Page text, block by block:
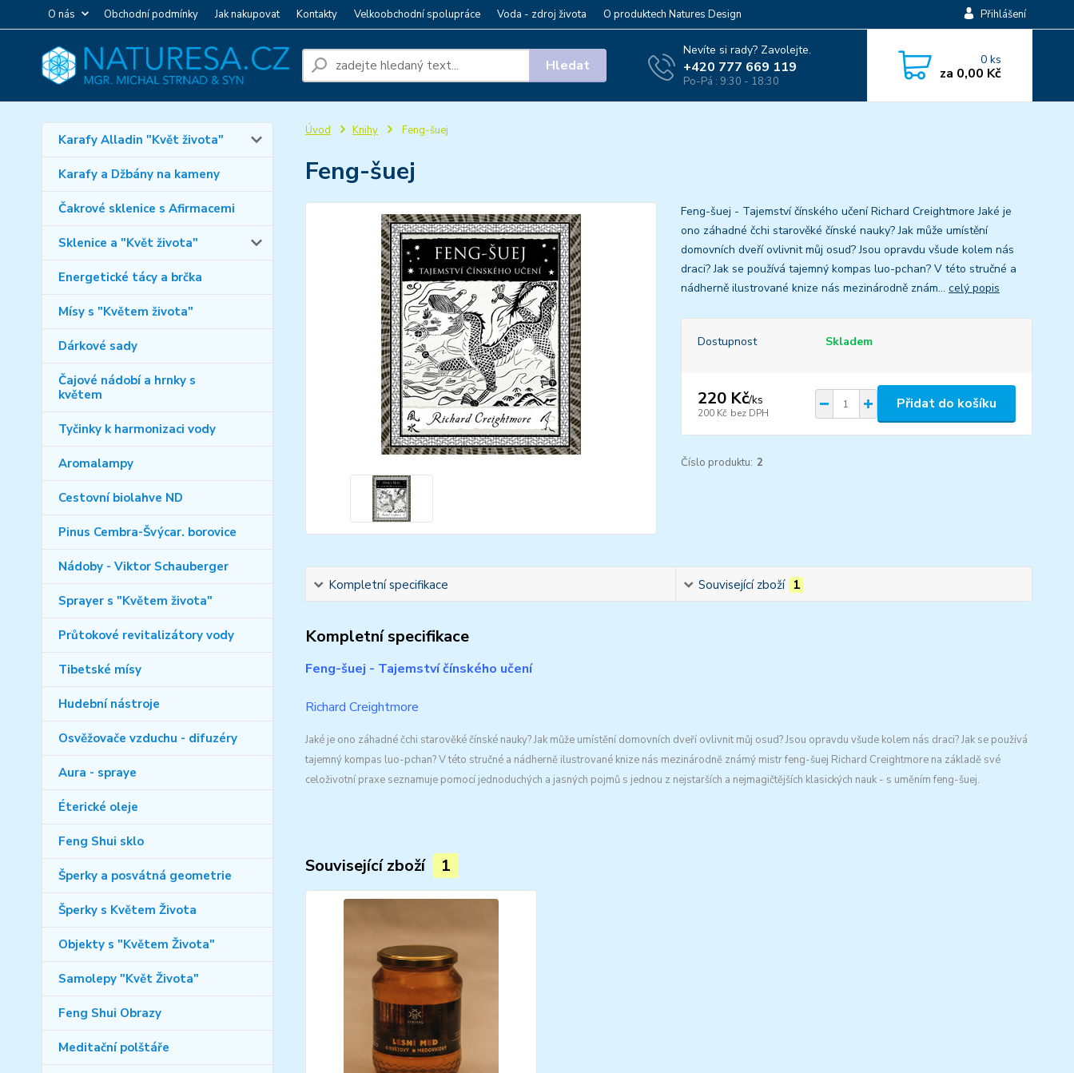
O nás Obchodní podmínky Jak nakupovat Kontakty Velkoobchodní spolupráce Voda - zdroj života O produktech Natures Design Přihlášení
Hledat
Nevíte si rady? Zavolejte.
+420 777 669 119
Po-Pá : 9:30 - 18:30
0ks
za 0,00 Kč
Karafy Alladin "Květ života"
Karafy a Džbány na kameny
Čakrové sklenice s Afirmacemi
Sklenice a "Květ života"
Energetické tácy a brčka
Mísy s "Květem života"
Dárkové sady
Čajové nádobí a hrnky s
květem
Tyčinky k harmonizaci vody
Aromalampy
Cestovní biolahve ND
Pinus Cembra-Švýcar. borovice
Nádoby - Viktor Schauberger
Sprayer s "Květem života"
Průtokové revitalizátory vody
Tibetské mísy
Hudební nástroje
Osvěžovače vzduchu - difuzéry
Aura - spraye
Éterické oleje
Feng Shui sklo
Šperky a posvátná geometrie
Šperky s Květem Života
Objekty s "Květem Života"
Samolepy "Květ Života"
Feng Shui Obrazy
Meditační polštáře
Úvod Knihy Feng-šuej
Feng-šuej
Feng-šuej - Tajemství čínského učení Richard Creightmore Jaké je
ono záhadné čchi starověké čínské nauky? Jak může umístění
domovních dveří ovlivnit můj osud? Jsou opravdu všude kolem nás
draci? Jak se používá tajemný kompas luo-pchan? V této stručné a
nádherně ilustrované knize nás mezinárodně znám... celý popis
Dostupnost Skladem
220 Kč/ks
200 Kč bez DPH
Přidat do košíku
Číslo produktu: 2
Kompletní specifikace Související zboží 1
Kompletní specifikace
Feng-šuej - Tajemství čínského učení
Richard Creightmore
Jaké je ono záhadné čchi starověké čínské nauky? Jak může umístění domovních dveří ovlivnit můj osud? Jsou opravdu všude kolem nás draci? Jak se používá
tajemný kompas luo-pchan? V této stručné a nádherně ilustrované knize nás mezinárodně známý mistr feng-šuej Richard Creightmore na základě své
celoživotní praxe seznamuje pomocí jednoduchých a jasných pojmů s jednou z nejstarších a nejmagičtějších klasických nauk - s uměním feng-šuej.
Související zboží 1